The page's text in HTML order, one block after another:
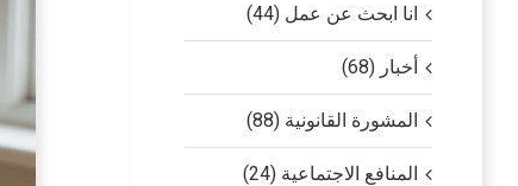
انا ابحث عن عمل (44)
أخبار (68)
المشورة القانونية (88)
المنافع الاجتماعية (24)